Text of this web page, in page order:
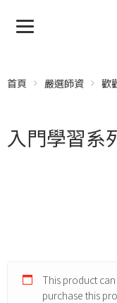
首頁 嚴選師資 歡
入門學習系
This product
purchase this